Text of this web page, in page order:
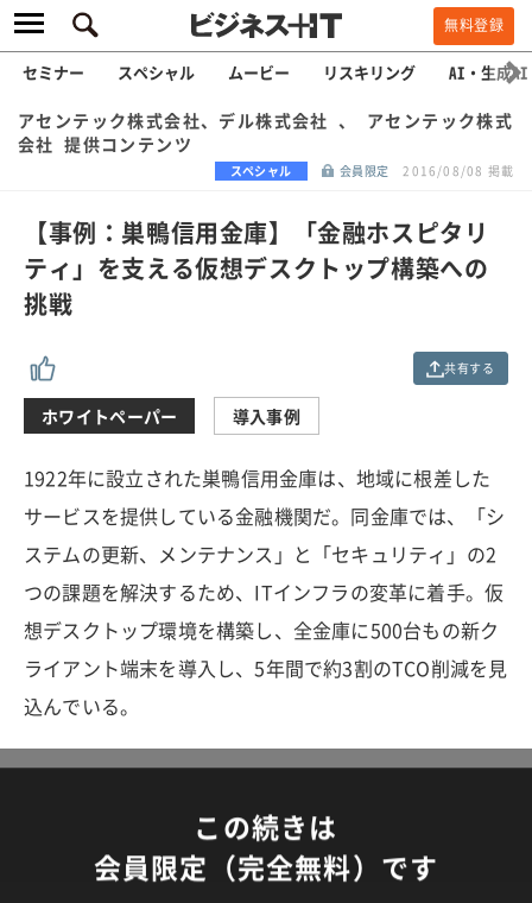
無料登録
セミナー スペシャル ムービー リスキリング AI・生成AI
アセンテック株式会社、デル株式会社 、 アセンテック株式
会社 提供コンテンツ
スペシャル 会員限定 2016/08/08 掲載
【事例：巣鴨信用金庫】「金融ホスピタリ
ティ」を支える仮想デスクトップ構築への
挑戦
共有する
ホワイトペーパー 導入事例
1922年に設立された巣鴨信用金庫は、地域に根差した
サービスを提供している金融機関だ。同金庫では、「シ
ステムの更新、メンテナンス」と「セキュリティ」の2
つの課題を解決するため、ITインフラの変革に着手。仮
想デスクトップ環境を構築し、全金庫に500台もの新ク
ライアント端末を導入し、5年間で約3割のTCO削減を見
込んでいる。
この続きは
会員限定（完全無料）です